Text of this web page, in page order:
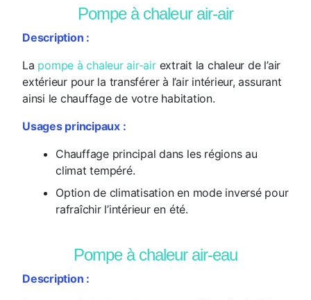
Pompe à chaleur air-air
Description :
La pompe à chaleur air-airextrait la chaleur de l’air
extérieur pour la transférer à l’air intérieur, assurant
ainsi le chauffage de votre habitation.
Usages principaux :
Chauffage principal dans les régions au
climat tempéré.
Option de climatisation en mode inversé pour
rafraîchir l’intérieur en été.
Pompe à chaleur air-eau
Description :